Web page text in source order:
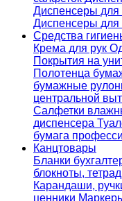
Диспенсеры для
Диспенсеры для
Средства
Крема для рук
Покрытия на
Полотенца
бумажные
центральной
Салфетки
диспенсера
бумага
Канцтовары
Бланки
блокноты,
Карандаши,
ценники